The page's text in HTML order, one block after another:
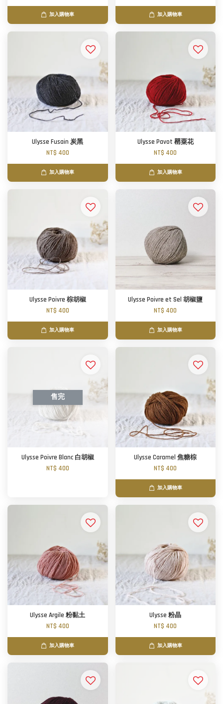
加入購物車 加入購物車
Ulysse Fusain 炭黑
NT$ 400
加入購物車
Ulysse Pavot 罌粟花
NT$ 400
加入購物車
Ulysse Poivre 棕胡椒
NT$ 400
加入購物車
Ulysse Poivre et Sel 胡椒鹽
NT$ 400
加入購物車
售完
Ulysse Poivre Blanc 白胡椒
NT$ 400
Ulysse Caramel 焦糖棕
NT$ 400
加入購物車
Ulysse Argile 粉黏土
NT$ 400
加入購物車
Ulysse 粉晶
NT$ 400
加入購物車